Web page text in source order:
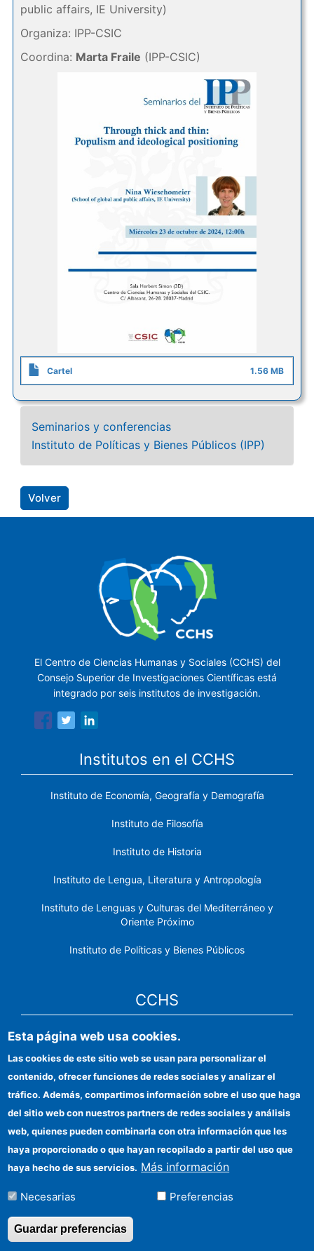
public affairs, IE University)
Organiza: IPP-CSIC
Coordina: Marta Fraile (IPP-CSIC)
Cartel 1.56 MB
Seminarios y conferencias
Instituto de Políticas y Bienes Públicos (IPP)
Volver
El Centro de Ciencias Humanas y Sociales (CCHS) del
Consejo Superior de Investigaciones Científicas está
integrado por seis institutos de investigación.
Institutos en el CCHS
Instituto de Economía, Geografía y Demografía
Instituto de Filosofía
Instituto de Historia
Instituto de Lengua, Literatura y Antropología
Instituto de Lenguas y Culturas del Mediterráneo y
Oriente Próximo
Instituto de Políticas y Bienes Públicos
CCHS
Sede electrónica CSIC
Identidad institucional
Información para proveedores
Ayudas FEDER
Organismos financiadores
Contacto
Cómo llegar
Esta página web usa cookies.
Las cookies de este sitio web se usan para personalizar el
contenido, ofrecer funciones de redes sociales y analizar el
tráfico. Además, compartimos información sobre el uso que haga
del sitio web con nuestros partners de redes sociales y análisis
web, quienes pueden combinarla con otra información que les
haya proporcionado o que hayan recopilado a partir del uso que
haya hecho de sus servicios. Más información
Necesarias Preferencias
Guardar preferencias